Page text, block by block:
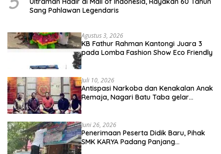
Sang Pahlawan Legendaris
Agustus 3, 2026
KB Fathur Rahman Kantongi Juara 3
pada Lomba Fashion Show Eco Friendly
Juli 10, 2026
Antispasi Narkoba dan Kenakalan Anak
Remaja, Nagari Batu Taba gelar
Juni 26, 2026
Penerimaan Peserta Didik Baru, Pihak
SMK KARYA Padang Panjang